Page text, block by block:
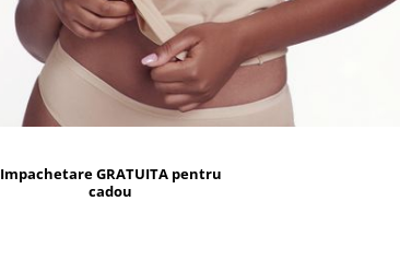
Impachetare GRATUITA pentru
cadou